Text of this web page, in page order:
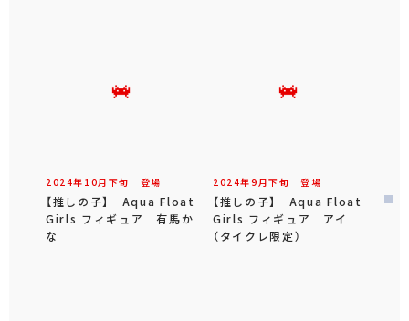
2024年 10月 下旬 登場
【推しの子】 Aqua Float
Girls フィギュア 有馬か
な
2024年9 月下旬 登場
【推しの子】 Aqua Float
Girls フィギュア アイ
（タイクレ限定）